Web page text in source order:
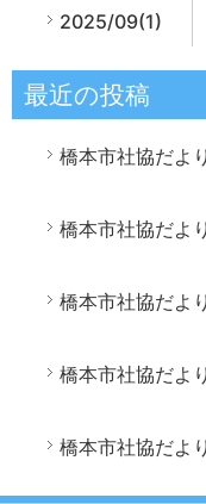
2025/09(1)
最近の投稿
橋本市社協だよ
橋本市社協だよ
橋本市社協だよ
橋本市社協だよ
橋本市社協だよ